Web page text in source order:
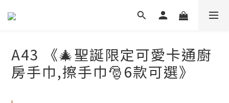
A43 《🎄聖誕限定可愛卡通廚
房手巾,擦手巾🎅6款可選》